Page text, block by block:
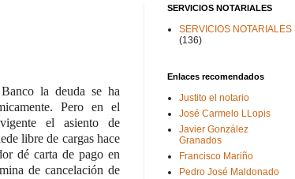
la deuda se ha
Pero en el
el asiento de
libre de cargas hace
dé carta de pago en
de cancelación de
SERVICIOS NOTARIALES
SERVICIOS NOTARIALES
(136)
Enlaces recomendados
Justito el notario
José Carmelo LLopis
Javier González
Granados
Francisco Mariño
Pedro José Maldonado